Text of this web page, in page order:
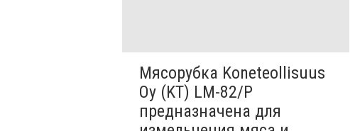
Мясорубка Koneteollisuus
Oy (KT)​ LM-82/P
предназначена для